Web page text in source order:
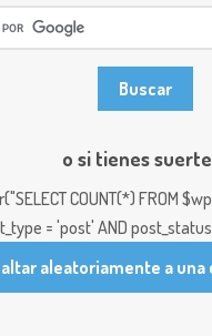
o si tienes
COUNT(*) FROM
= 'post' AND
aleatoriamente a una